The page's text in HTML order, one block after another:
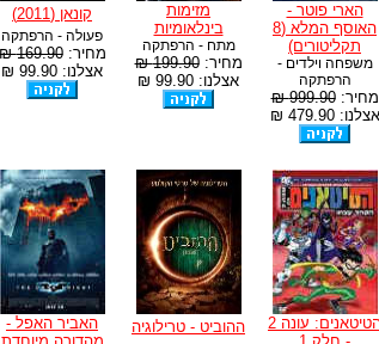
הארי פוטר -
האוסף המלא (8
תקליטורים)
משפחה וילדים -
הרפתקה
מחיר:999.90 ₪
אצלנו: 479.90 ₪
מזימות
בינלאומיות
מתח - הרפתקה
מחיר:199.90 ₪
אצלנו: 99.90 ₪
קונאן (2011)
פעולה - הרפתקה
מחיר:169.90 ₪
אצלנו: 99.90 ₪
הטיטאנים: עונה 2
ההוביט - טרילוגיה
האביר האפל -